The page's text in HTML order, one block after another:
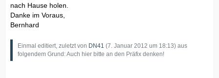
nach Hause holen.
Danke im Voraus,
Bernhard
Einmal editiert, zuletzt von DN41 (7. Januar 2012 um 18:13) aus
folgendem Grund: Auch hier bitte an den Präfix denken!